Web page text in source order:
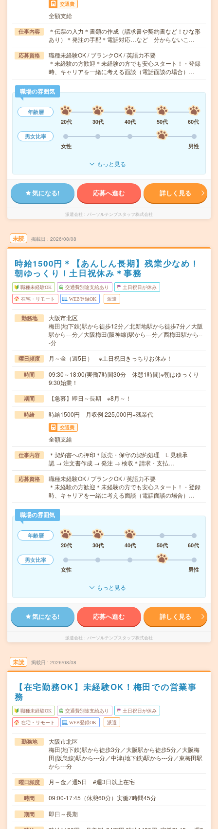
交通費
全額支給
仕事内容
＊伝票の入力＊書類の作成（請求書や契約書など！ひな形
あり）＊発注の手配＊電話対応…など 分からないこ…
応募資格
職種未経験OK / ブランクOK / 英語力不要
＊未経験の方歓迎＊未経験の方でも安心スタート！・登録
時、キャリアを一緒に考える面談（電話面談の場合）…
職場の雰囲気
年齢層
20代
30代 40代 50代
60代
男女比率
女性
男性
もっと見る
気になる! 応募へ進む 詳しく見る
派遣会社 パーソルテンプスタッフ株式会社
未読 掲載日 2026/08/08
時給1500円＊【あんしん長期】残業少なめ！
朝ゆっくり！土日祝休み＊事務
職種未経験OK 交通費別途支給あり 土日祝日が休み
在宅・リモート WEB登録OK 派遣
勤務地
大阪市北区
梅田(地下鉄)駅から徒歩12分／北新地駅から徒歩7分／大阪
駅から---分／大阪梅田(阪神線)駅から---分／西梅田駅から--
-分
曜日頻度 月～金（週5日） ※土日祝日きっちりお休み！
時間
09:30～18:00(実働7時間30分 休憩1時間)※朝はゆっくり
9:30始業！
期間 【急募】即日～長期 ※8月～！
時給 時給1500円 月収例 225,000円+残業代
交通費
全額支給
仕事内容
＊契約書への押印＊販売・保守の契約処理 L 見積承
認 → 注文書作成 → 発注 → 検収＊請求・支払…
応募資格
職種未経験OK / ブランクOK / 英語力不要
＊未経験の方歓迎＊未経験の方でも安心スタート！・登録
時、キャリアを一緒に考える面談（電話面談の場合）…
職場の雰囲気
年齢層
20代
30代 40代 50代
60代
男女比率
女性
男性
もっと見る
気になる! 応募へ進む 詳しく見る
派遣会社 パーソルテンプスタッフ株式会社
未読 掲載日 2026/08/08
【在宅勤務OK】未経験OK！梅田での営業事
務
職種未経験OK 交通費別途支給あり 土日祝日が休み
在宅・リモート WEB登録OK 派遣
勤務地
大阪市北区
梅田(地下鉄)駅から徒歩3分／大阪駅から徒歩5分／大阪梅
田(阪急線)駅から---分／中津(地下鉄)駅から---分／東梅田駅
から---分
曜日頻度 月～金／週5日 #週3日以上在宅
時間 09:00-17:45（休憩60分）実働7時間45分
期間 即日～長期